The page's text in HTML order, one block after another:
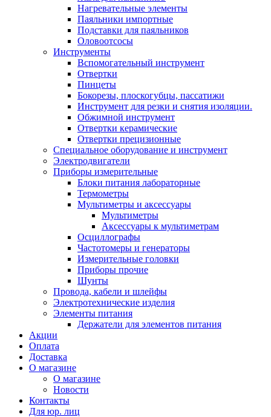
Нагревательные элементы
Паяльники импортные
Подставки для паяльников
Оловоотсосы
Инструменты
Вспомогательный инструмент
Отвертки
Пинцеты
Бокорезы, плоскогубцы, пассатижи
Инструмент для резки и снятия изоляции.
Обжимной инструмент
Отвертки керамические
Отвертки прецизионные
Специальное оборудование и инструмент
Электродвигатели
Приборы измерительные
Блоки питания лабораторные
Термометры
Мультиметры и аксессуары
Мультиметры
Аксессуары к мультиметрам
Осциллографы
Частотомеры и генераторы
Измерительные головки
Приборы прочие
Шунты
Провода, кабели и шлейфы
Электротехнические изделия
Элементы питания
Держатели для элементов питания
Акции
Оплата
Доставка
О магазине
О магазине
Новости
Контакты
Для юр. лиц